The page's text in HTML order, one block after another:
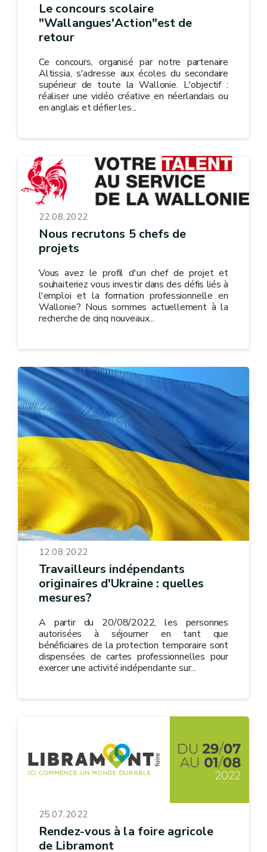
Le concours scolaire
"Wallangues'Action"est de
retour
Ce concours, organisé par notre partenaire
Altissia, s'adresse aux écoles du secondaire
supérieur de toute la Wallonie. L'objectif :
réaliser une vidéo créative en néerlandais ou
en anglais et défier les...
22.08.2022
Nous recrutons 5 chefs de
projets
Vous avez le profil d'un chef de projet et
souhaiteriez vous investir dans des défis liés à
l'emploi et la formation professionnelle en
Wallonie? Nous sommes actuellement à la
recherche de cinq nouveaux...
12.08.2022
Travailleurs indépendants
originaires d'Ukraine : quelles
mesures?
A partir du 20/08/2022, les personnes
autorisées à séjourner en tant que
bénéficiaires de la protection temporaire sont
dispensées de cartes professionnelles pour
exercer une activité indépendante sur...
25.07.2022
Rendez-vous à la foire agricole
de Libramont